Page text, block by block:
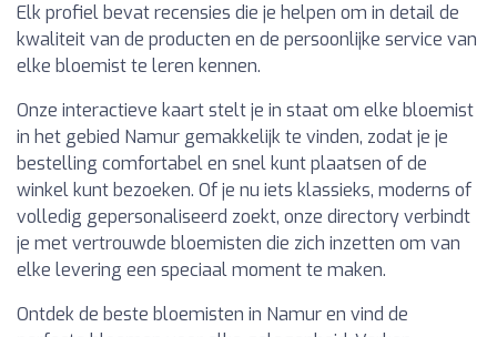
Elk profiel bevat recensies die je helpen om in detail de
kwaliteit van de producten en de persoonlijke service van
elke bloemist te leren kennen.
Onze interactieve kaart stelt je in staat om elke bloemist
in het gebied Namur gemakkelijk te vinden, zodat je je
bestelling comfortabel en snel kunt plaatsen of de
winkel kunt bezoeken. Of je nu iets klassieks, moderns of
volledig gepersonaliseerd zoekt, onze directory verbindt
je met vertrouwde bloemisten die zich inzetten om van
elke levering een speciaal moment te maken.
Ontdek de beste bloemisten in Namur en vind de